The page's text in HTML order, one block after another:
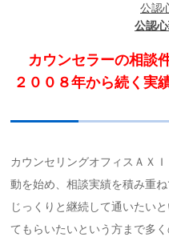
公認
公認
カウンセラーの相談
２００８年から続く実
カウンセリングオフィスＡＸ
動を始め、相談実績を積み重ね
じっくりと継続して通いたい
てもらいたいという方まで多